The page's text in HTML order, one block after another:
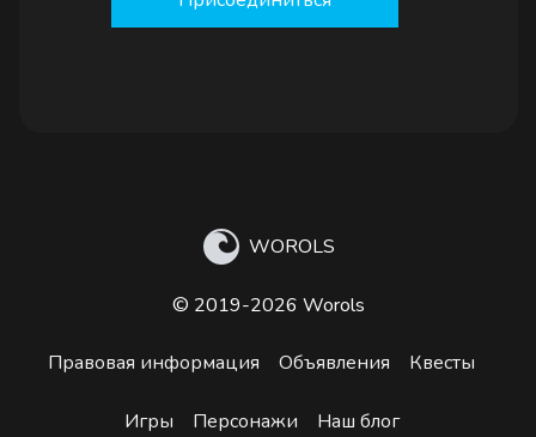
WOROLS
© 2019-2026 Worols
Правовая информация Объявления Квесты
Игры Персонажи Наш блог